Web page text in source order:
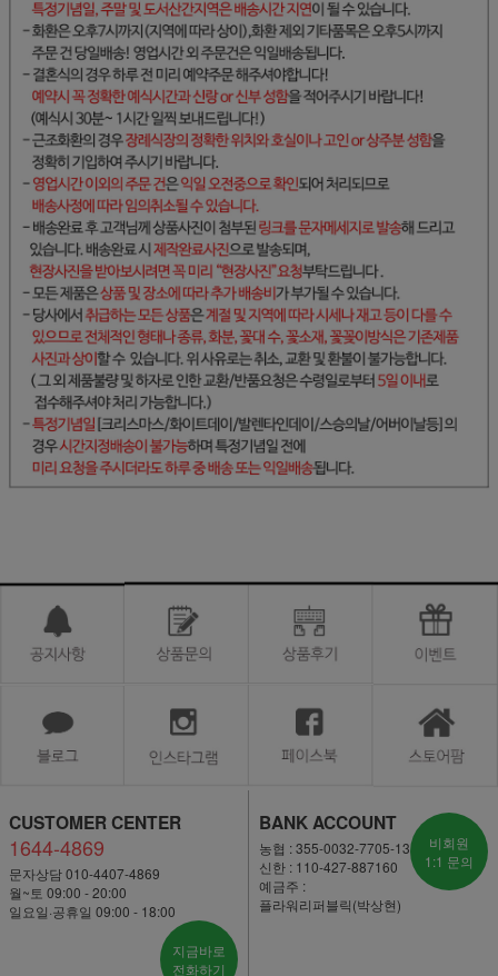
CUSTOMER CENTER
1644-4869
문자상담 010-4407-4869
월~토 09:00 - 20:00
일요일·공휴일 09:00 - 18:00
지금바로
전화하기
BANK ACCOUNT
농협 : 355-0032-7705-13
신한 : 110-427-887160
예금주 :
플라워리퍼블릭(박상현)
비회원
1:1 문의